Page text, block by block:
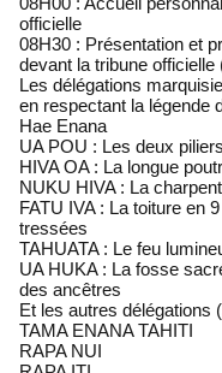
officielle
08H30 : Présentation et
devant la tribune officielle
Les délégations
en respectant la légende
Hae Enana
UA POU : Les deux
HIVA OA : La longue
NUKU HIVA : La
FATU IVA : La toiture en
tressées
TAHUATA : Le feu
UA HUKA : La fosse
des ancêtres
Et les autres délégations
TAMA ENANA TAHITI
RAPA NUI